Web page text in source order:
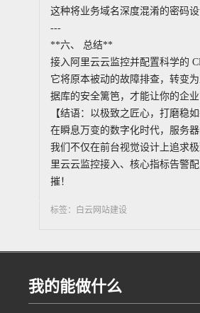
这种将业务域名深度混淆的密码
---
**六、 总结**
接入阿里云云监控并配置科学的
它将原本被动的故障排查，转变
据库的安全篱笆，才能让你的企
【结语：以极致之匠心，打磨稳
在瞬息万变的数字化时代，服务
我们不仅在前台视觉设计上追求
里云云监控接入、核心指标告警
摧！
标签：白云网站建设
我的能做什么